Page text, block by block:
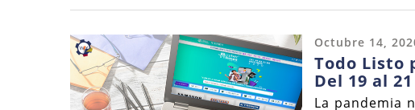
Octubre 14,
Todo Listo
Del 19 al
La pandemia